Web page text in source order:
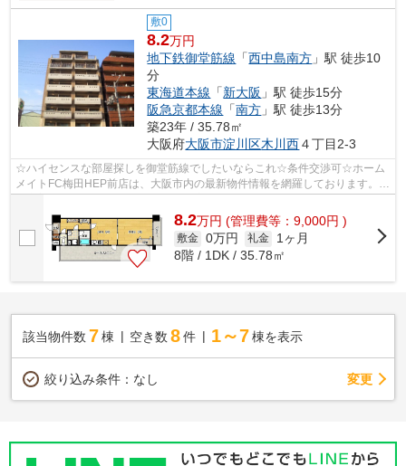
敷0
8.2万円
地下鉄御堂筋線 「西中島南方 」駅 徒歩10
分
東海道本線 「新大阪 」駅 徒歩15分
阪急京都本線 「南方 」駅 徒歩13分
築23年 / 35.78㎡
大阪府大阪市淀川区木川西４丁目2-3
☆ハイセンスな部屋探しを御堂筋線でしたいならこれ☆条件交渉可☆ホーム
メイトFC梅田HEP前店は、大阪市内の最新物件情報を網羅しております。地
域密着のホームメイトFC梅田HEP前店だから...
8.2万円 (管理費等：9,000円 )
敷金 0万円 礼金
1ヶ月
8階 / 1DK / 35.78㎡
該当物件数 7棟 空き数 8 件 1～7 棟を表示
絞り込み条件： なし 変更